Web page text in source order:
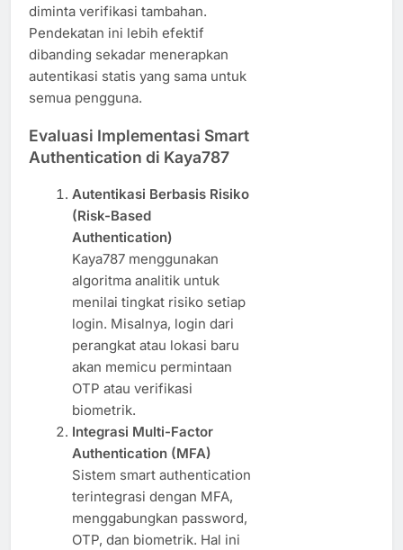
diminta verifikasi tambahan.
Pendekatan ini lebih efektif
dibanding sekadar menerapkan
autentikasi statis yang sama untuk
semua pengguna.
Evaluasi Implementasi Smart
Authentication di Kaya787
Autentikasi Berbasis Risiko
(Risk-Based
Authentication)
Kaya787 menggunakan
algoritma analitik untuk
menilai tingkat risiko setiap
login. Misalnya, login dari
perangkat atau lokasi baru
akan memicu permintaan
OTP atau verifikasi
biometrik.
Integrasi Multi-Factor
Authentication (MFA)
Sistem smart authentication
terintegrasi dengan MFA,
menggabungkan password,
OTP, dan biometrik. Hal ini